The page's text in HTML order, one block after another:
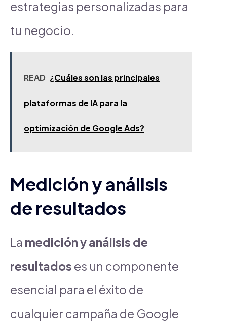
estrategias personalizadas para
tu negocio.
READ ¿Cuáles son las principales
plataformas de IA para la
optimización de Google Ads?
Medición y análisis
de resultados
La medición y análisis de
resultados es un componente
esencial para el éxito de
cualquier campaña de Google